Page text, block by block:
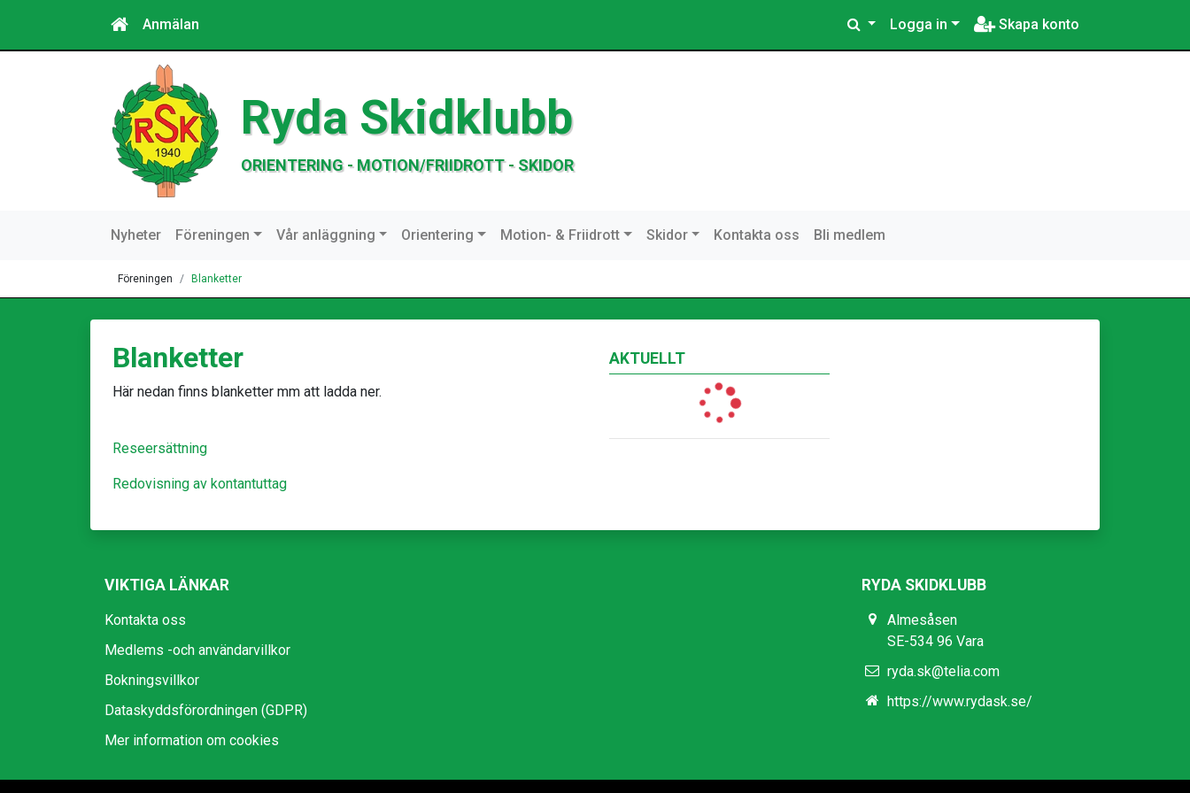
Anmälan Logga in Skapa konto
Ryda Skidklubb
ORIENTERING - MOTION/FRIIDROTT - SKIDOR
Nyheter Föreningen Vår anläggning Orientering Motion- & Friidrott Skidor Kontakta oss Bli medlem
Föreningen Blanketter
AKTUELLT
Blanketter
Här nedan finns blanketter mm att ladda ner.
Reseersättning
Redovisning av kontantuttag
VIKTIGA LÄNKAR
Kontakta oss
Medlems -och användarvillkor
Bokningsvillkor
Dataskyddsförordningen (GDPR)
Mer information om cookies
RYDA SKIDKLUBB
Almesåsen
SE-534 96 Vara
ryda.sk@telia.com
https://www.rydask.se/